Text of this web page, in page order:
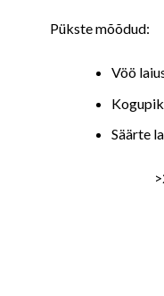
Pükste mõõdud:
Vöö
Säärte